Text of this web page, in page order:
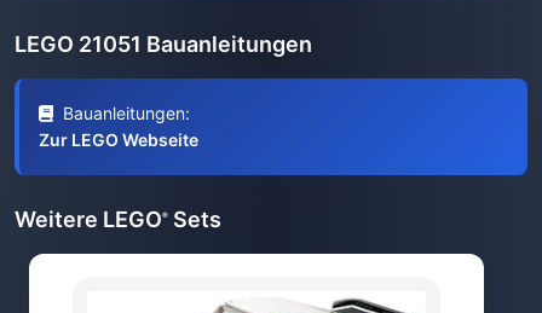
LEGO 21051 Bauanleitungen
Bauanleitungen:
Zur LEGO Webseite
Weitere LEGO® Sets